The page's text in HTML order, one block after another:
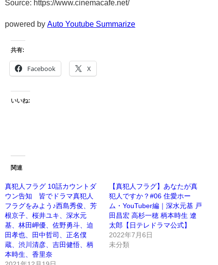
Source: https://www.cinemacafe.net/
powered by Auto Youtube Summarize
共有:
Facebook X
いいね:
関連
真犯人フラグ 10話カウントダ
ウン告知 皆でドラマ真犯人
フラグをみよう♪西島秀俊、芳
根京子、桜井ユキ、深水元
基、林田岬優、佐野勇斗、迫
田孝也、田中哲司、正名僕
蔵、渋川清彦、吉田健悟、柄
本時生、香里奈
【真犯人フラグ】あなたが真
犯人ですか？#06 住愛ホー
ム・YouTuber編｜深水元基 戸
田昌宏 高杉一穂 柄本時生 遼
太郎【日テレドラマ公式】
2022年7月6日
未分類